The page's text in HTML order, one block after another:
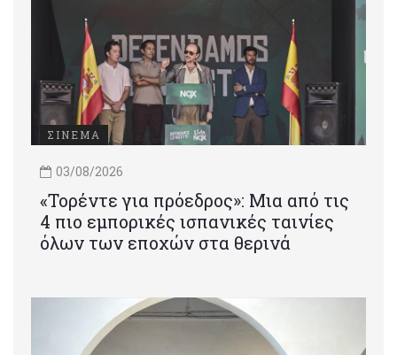
ΣΙΝΕΜΑ
03/08/2026
«Τορέντε για πρόεδρος»: Mια από τις
4 πιο εμπορικές ισπανικές ταινίες
όλων των εποχών στα θερινά